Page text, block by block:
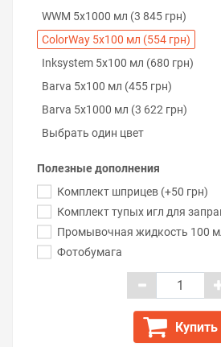
WWM 5х1000 мл (3 845 грн)
ColorWay 5х100 мл (554 грн)
Inksystem 5х100 мл (680 грн)
Barva 5х100 мл (455 грн)
Barva 5х1000 мл (3 622 грн)
Выбрать один цвет
Полезные дополнения
Комплект шприцев (+50 грн)
Комплект тупых игл для
Промывочная жидкость 100
Фотобумага
Купить